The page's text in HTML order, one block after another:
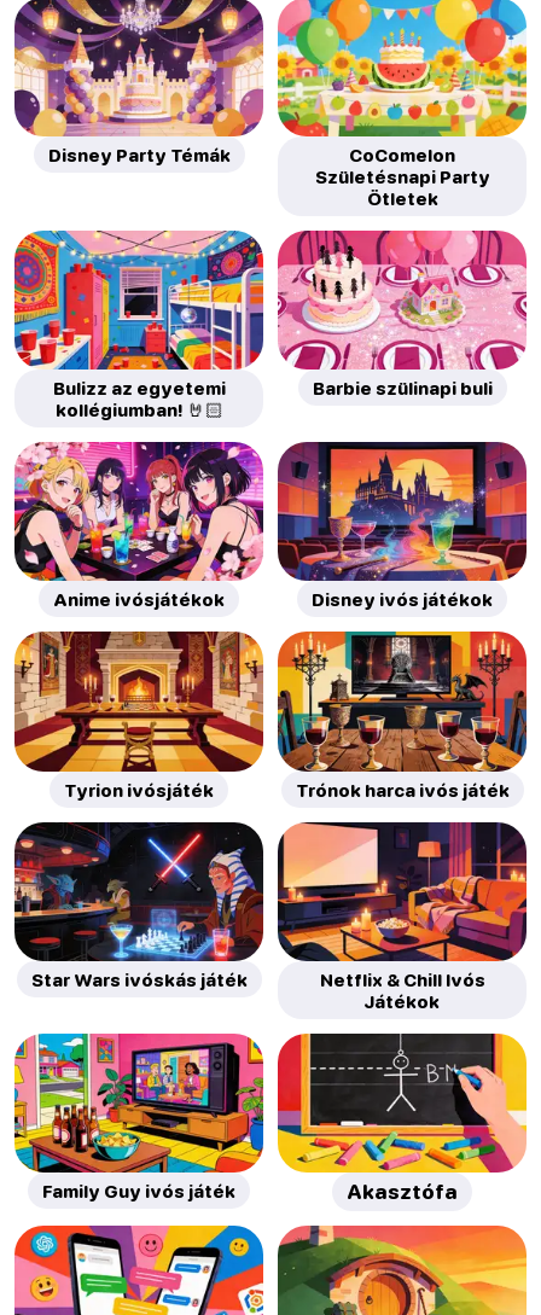
Disney Party Témák
CoComelon
Születésnapi Party
Ötletek
Bulizz az egyetemi
kollégiumban! 🤘🏻
Barbie szülinapi buli
Anime ivósjátékok Disney ivós játékok
Tyrion ivósjáték Trónok harca ivós játék
Star Wars ivóskás játék
Netflix & Chill Ivós
Játékok
Family Guy ivós játék Akasztófa